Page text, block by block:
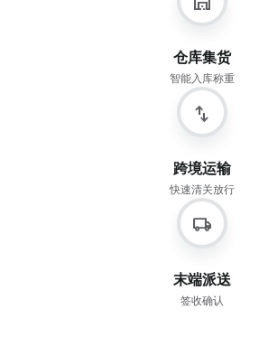
仓库集货
智能入库称重
import_export
跨境运输
快速清关放行
local_shipping
末端派送
签收确认